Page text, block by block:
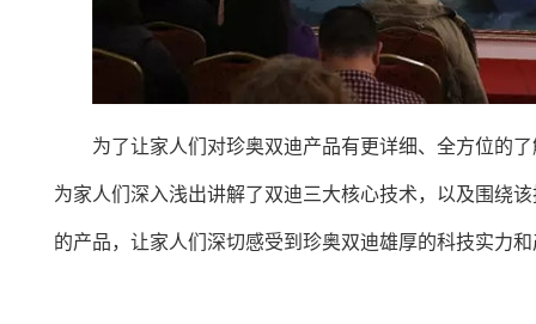
为了让家人们对珍奥双迪产品有更详细、全方位的
为家人们深入浅出讲解了双迪三大核心技术，以及围绕
的产品，让家人们深切感受到珍奥双迪雄厚的科技实力